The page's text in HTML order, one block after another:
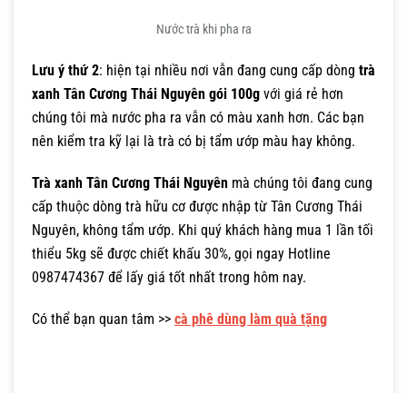
Nước trà khi pha ra
Lưu ý thứ 2: hiện tại nhiều nơi vẫn đang cung cấp dòng trà
xanh Tân Cương Thái Nguyên gói 100g với giá rẻ hơn
chúng tôi mà nước pha ra vẫn có màu xanh hơn. Các bạn
nên kiểm tra kỹ lại là trà có bị tẩm ướp màu hay không.
Trà xanh Tân Cương Thái Nguyên mà chúng tôi đang cung
cấp thuộc dòng trà hữu cơ được nhập từ Tân Cương Thái
Nguyên, không tẩm ướp. Khi quý khách hàng mua 1 lần tối
thiểu 5kg sẽ được chiết khấu 30%, gọi ngay Hotline
0987474367 để lấy giá tốt nhất trong hôm nay.
Có thể bạn quan tâm >> cà phê dùng làm quà tặng